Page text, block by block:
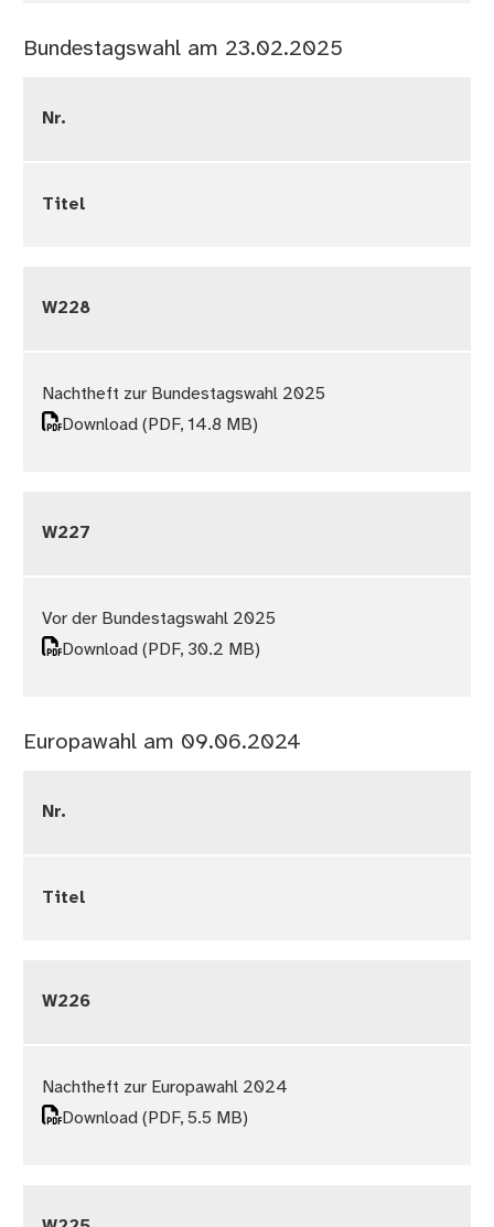
Bundestagswahl am 23.02.2025
Nr.
Titel
W228
Nachtheft zur Bundestagswahl 2025
Download(PDF, 14.8 MB)
W227
Vor der Bundestagswahl 2025
Download(PDF, 30.2 MB)
Europawahl am 09.06.2024
Nr.
Titel
W226
Nachtheft zur Europawahl 2024
Download(PDF, 5.5 MB)